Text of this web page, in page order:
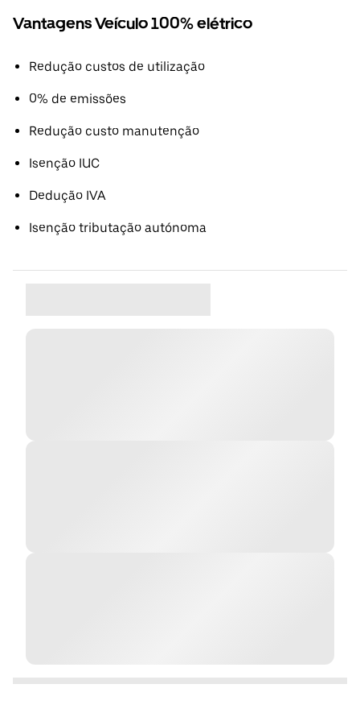
Vantagens Veículo 100% elétrico
Redução custos de utilização
0% de emissões
Redução custo manutenção
Isenção IUC
Dedução IVA
Isenção tributação autónoma